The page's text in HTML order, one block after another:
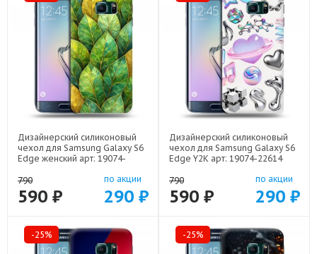
Дизайнерский силиконовый
чехол для Samsung Galaxy S6
Edge женский арт: 19074-
790
590 ₽
по акции
290 ₽
Дизайнерский силиконовый
чехол для Samsung Galaxy S6
Edge Y2K арт: 19074-22614
790
590 ₽
по акции
290 ₽
-25% -25%